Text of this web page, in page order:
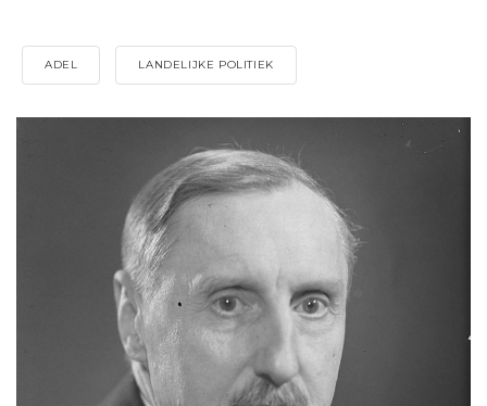
ADEL LANDELIJKE POLITIEK